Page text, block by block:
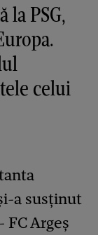
la PSG,
celui